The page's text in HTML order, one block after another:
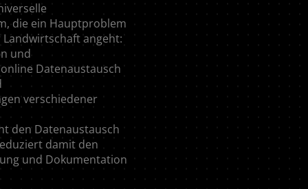
die ein Hauptproblem
angeht:
und
Datenaustausch
verschiedener
den Datenaustausch
damit den
und Dokumentation